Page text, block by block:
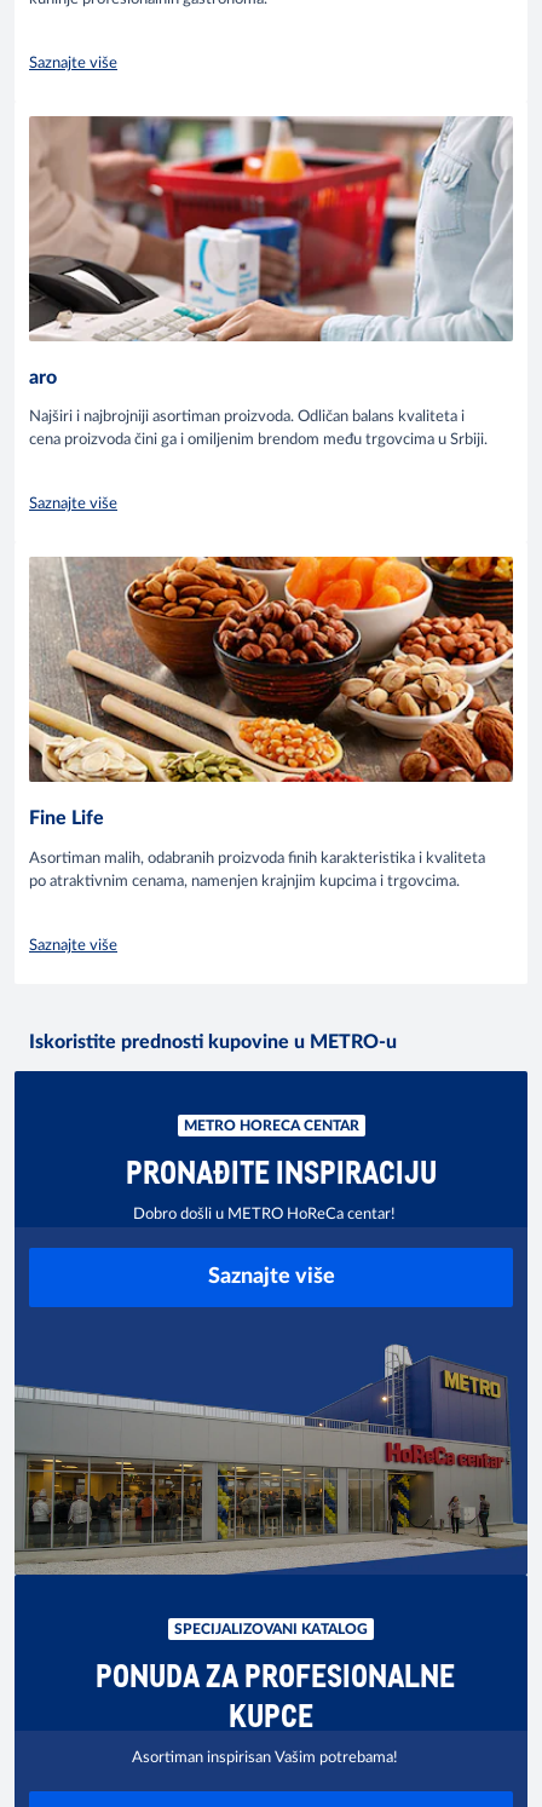
Saznajte više
aro
Najširi i najbrojniji asortiman proizvoda. Odličan balans kvaliteta i
cena proizvoda čini ga i omiljenim brendom među trgovcima u Srbiji.
Saznajte više
Fine Life
Asortiman malih, odabranih proizvoda finih karakteristika i kvaliteta
po atraktivnim cenama, namenjen krajnjim kupcima i trgovcima.
Saznajte više
Iskoristite prednosti kupovine u METRO-u
METRO HORECA CENTAR
PRONAĐITE INSPIRACIJU
Dobro došli u METRO HoReCa centar!
Saznajte više
SPECIJALIZOVANI KATALOG
PONUDA ZA PROFESIONALNE
KUPCE
Asortiman inspirisan Vašim potrebama!